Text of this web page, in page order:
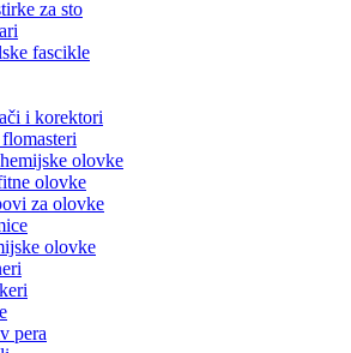
za sto
fascikle
i korektori
olovke
olovke
za olovke
olovke
pera